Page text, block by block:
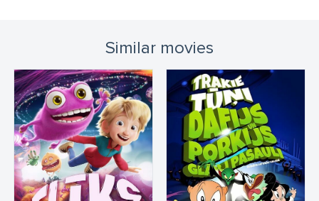
Similar movies